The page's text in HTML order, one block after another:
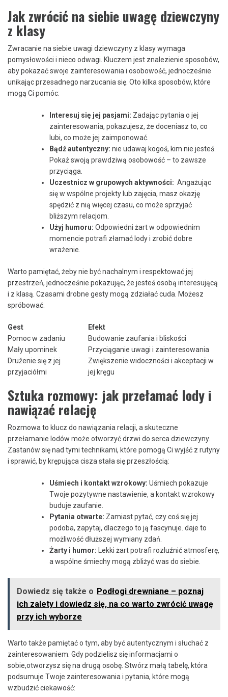
Jak‍ zwrócić na siebie uwagę dziewczyny
z klasy
Zwracanie na ⁢siebie ‌uwagi⁢ dziewczyny ‌z klasy wymaga
pomysłowości i nieco odwagi. Kluczem​ jest ⁢znalezienie ​sposobów,
aby pokazać swoje⁤ zainteresowania⁣ i osobowość, jednocześnie⁣
unikając​ przesadnego narzucania się. Oto kilka sposobów, ‍które ​
mogą Ci pomóc:
Interesuj się ​jej pasjami: Zadając pytania ⁣o jej​
zainteresowania, pokazujesz, że doceniasz to, co
lubi, co może jej zaimponować.
Bądź ⁢autentyczny: nie⁤ udawaj kogoś,​ kim⁣ nie jesteś.
Pokaż swoją prawdziwą osobowość – to​ zawsze
przyciąga.
Uczestnicz w grupowych ​aktywności: ‌ Angażując
się w wspólne⁣ projekty⁣ lub‍ zajęcia, masz okazję
spędzić z nią ⁢więcej czasu,⁣ co może ⁢sprzyjać
⁤bliższym relacjom.
Użyj humoru: Odpowiedni żart w odpowiednim‌
momencie potrafi złamać ‌lody ⁤i zrobić dobre
wrażenie.
Warto pamiętać, ⁢żeby nie być ⁢nachalnym i respektować jej
przestrzeń, jednocześnie pokazując, że jesteś osobą interesującą
i z⁢ klasą. Czasami drobne gesty mogą zdziałać cuda. Możesz
spróbować:
Gest
Efekt
Pomoc w zadaniu
Budowanie‍ zaufania i bliskości
Mały upominek
Przyciąganie uwagi i zainteresowania
Druženie się⁣ z ⁤jej
‌przyjaciółmi
Zwiększenie widoczności i ⁣akceptacji w
jej kręgu
Sztuka‍ rozmowy: jak przełamać‌ lody i
nawiązać relację
Rozmowa⁤ to klucz do nawiązania relacji, a ‌skuteczne‌
przełamanie⁣ lodów może⁤ otworzyć drzwi ​do​ serca dziewczyny.
Zastanów się nad tymi technikami, które⁢ pomogą Ci wyjść z rutyny
i sprawić, by krępująca cisza stała się przeszłością:
Uśmiech i​ kontakt wzrokowy: Uśmiech pokazuje ​
Twoje pozytywne nastawienie, a kontakt ‍wzrokowy
buduje zaufanie.
Pytania otwarte: Zamiast pytać, czy coś się jej
podoba, zapytaj, dlaczego to ⁤ją ‍fascynuje. daje to‌
możliwość dłuższej wymiany ⁤zdań.
Żarty i​ humor: ‍Lekki żart​ potrafi‍ rozluźnić‍ atmosferę,
a⁣ wspólne śmiechy mogą zbliżyć was do siebie.
Dowiedz się także o Podłogi drewniane – poznaj
ich zalety i dowiedz się, na co warto zwrócić uwagę
przy ich wyborze
Warto także pamiętać⁣ o‍ tym, aby być autentycznym i ‌słuchać z
zainteresowaniem.​ Gdy ​podzielisz się informacjami o
sobie,otworzysz się na‌ drugą​ osobę. Stwórz małą tabelę, która
podsumuje Twoje zainteresowania i pytania, które mogą
wzbudzić ⁢ciekawość: